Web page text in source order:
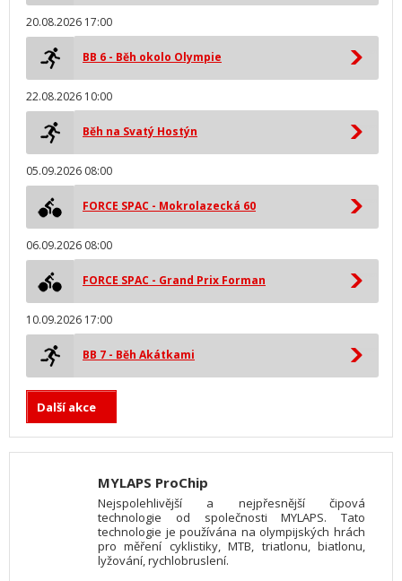
20.08.2026 17:00
BB 6 - Běh okolo Olympie
22.08.2026 10:00
Běh na Svatý Hostýn
05.09.2026 08:00
FORCE SPAC - Mokrolazecká 60
06.09.2026 08:00
FORCE SPAC - Grand Prix Forman
10.09.2026 17:00
BB 7 - Běh Akátkami
Další akce
MYLAPS ProChip
Nejspolehlivější a nejpřesnější čipová
technologie od společnosti MYLAPS. Tato
technologie je používána na olympijských hrách
pro měření cyklistiky, MTB, triatlonu, biatlonu,
lyžování, rychlobruslení.